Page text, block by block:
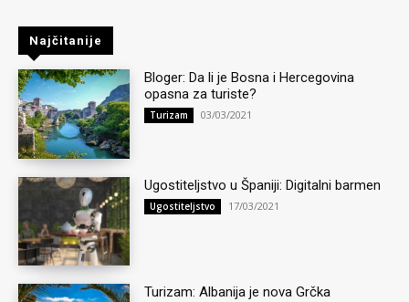
Najčitanije
Bloger: Da li je Bosna i Hercegovina
opasna za turiste?
Turizam 03/03/2021
Ugostiteljstvo u Španiji: Digitalni barmen
Ugostiteljstvo 17/03/2021
Turizam: Albanija je nova Grčka